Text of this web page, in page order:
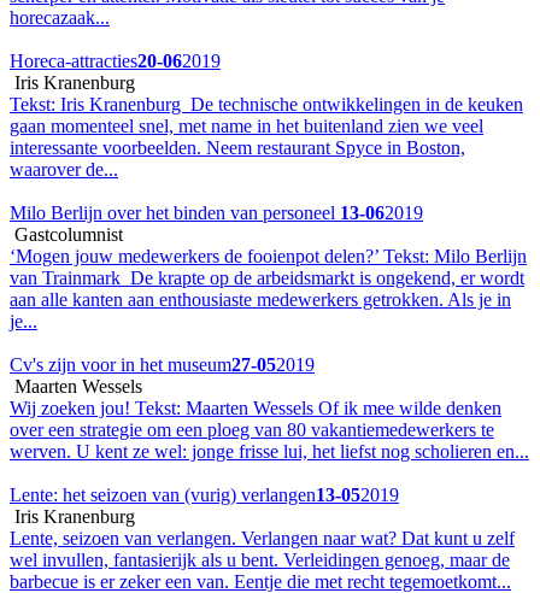
horecazaak...
Horeca-attracties20-062019
Iris Kranenburg
Tekst: Iris Kranenburg De technische ontwikkelingen in de keuken
gaan momenteel snel, met name in het buitenland zien we veel
interessante voorbeelden. Neem restaurant Spyce in Boston,
waarover de...
Milo Berlijn over het binden van personeel 13-062019
Gastcolumnist
‘Mogen jouw medewerkers de fooienpot delen?’ Tekst: Milo Berlijn
van Trainmark De krapte op de arbeidsmarkt is ongekend, er wordt
aan alle kanten aan enthousiaste medewerkers getrokken. Als je in
je...
Cv's zijn voor in het museum27-052019
Maarten Wessels
Wij zoeken jou! Tekst: Maarten Wessels Of ik mee wilde denken
over een strategie om een ploeg van 80 vakantiemedewerkers te
werven. U kent ze wel: jonge frisse lui, het liefst nog scholieren en...
Lente: het seizoen van (vurig) verlangen13-052019
Iris Kranenburg
Lente, seizoen van verlangen. Verlangen naar wat? Dat kunt u zelf
wel invullen, fantasierijk als u bent. Verleidingen genoeg, maar de
barbecue is er zeker een van. Eentje die met recht tegemoetkomt...